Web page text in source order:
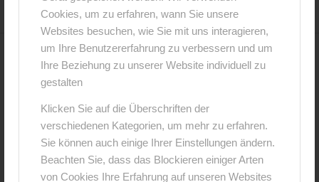
Cookies, um zu erfahren, wann Sie unsere
Websites besuchen, wie Sie mit uns interagieren,
um Ihre Benutzererfahrung zu verbessern und um
Ihre Beziehung zu unserer Website individuell zu
gestalten
Klicken Sie auf die Überschriften der
verschiedenen Kategorien, um mehr zu erfahren.
Sie können auch einige Ihrer Einstellungen ändern.
Beachten Sie, dass das Blockieren einiger Arten
von Cookies Ihre Erfahrung auf unseren Websites
0
Hinterlasse einen Kommentar
Hinterlasse uns deinen Kommentar!